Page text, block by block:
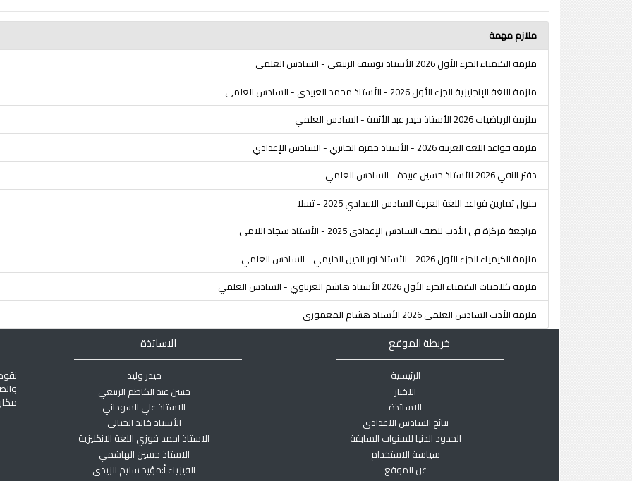
ملازم مهمة
ملزمة الكيمياء الجزء الأول 2026 الأستاذ يوسف الربيعي - السادس العلمي
ملزمة اللغة الإنجليزية الجزء الأول 2026 - الأستاذ محمد العبيدي - السادس العلمي
ملزمة الرياضيات 2026 الأستاذ حيدر عبد الأئمة - السادس العلمي
ملزمة قواعد اللغة العربية 2026 - الأستاذ حمزة الجابري - السادس الإعدادي
دفتر النفي 2026 للأستاذ حسين عبيدة - السادس العلمي
حلول تمارين قواعد اللغة العربية السادس الاعدادي 2025 - تسلا
مراجعة مركزة في الأدب للصف السادس الإعدادي 2025 - الأستاذ سجاد اللامي
ملزمة الكيمياء الجزء الأول 2026 - الأستاذ نور الدين الدليمي - السادس العلمي
ملزمة كلاميات الكيمياء الجزء الأول 2026 الأستاذ هاشم الغرباوي - السادس العلمي
ملزمة الأدب السادس العلمي 2026 الأستاذ هشام المعموري
خريطة الموقع
الرئيسية
الاخبار
الاساتذة
نتائج السادس الاعدادي
الحدود الدنيا للسنوات السابقة
سياسة الاستخدام
عن الموقع
الاساتذة
حيدر وليد
حسن عبد الكاظم الربيعي
الاستاذ علي السوداني
الأستاذ خالد الحيالي
الاستاذ احمد فوزي اللغة الانكليزية
الاستاذ حسين الهاشمي
الفيزياء أ:مؤيد سليم الزيدي